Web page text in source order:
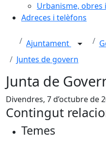
Urbanisme, obres
Adreces i telèfons
Ajuntament
Juntes de govern
Junta de
Divendres, 7 d’octubre de
Contingut
Temes